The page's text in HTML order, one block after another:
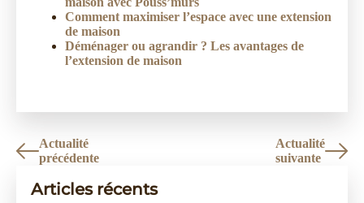
Comment maximiser l’espace avec une extension
de maison
Déménager ou agrandir ? Les avantages de
l’extension de maison
Actualité
précédente
Actualité
suivante
Articles récents